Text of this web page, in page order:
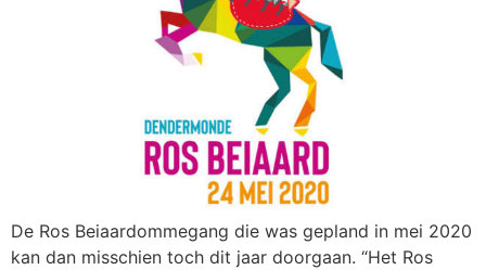
De Ros Beiaardommegang die was gepland in mei 2020
kan dan misschien toch dit jaar doorgaan. “Het Ros